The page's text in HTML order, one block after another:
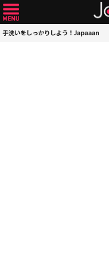
手洗いをしっかりしよう！Japaaan